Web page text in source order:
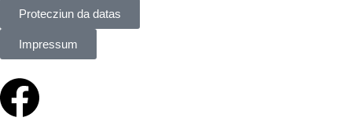
Protecziun da datas
Impressum